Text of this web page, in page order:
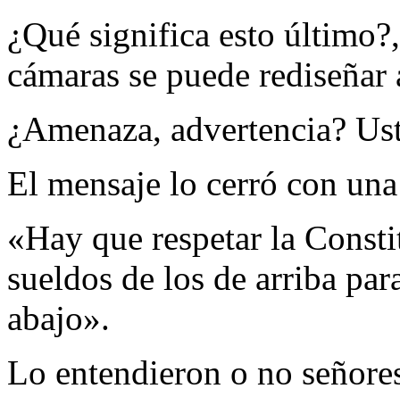
¿Qué significa esto
cámaras se puede
¿Amenaza, advertencia?
El mensaje lo cerró con
«Hay que respetar la
sueldos de los de arriba
abajo».
Lo entendieron o no